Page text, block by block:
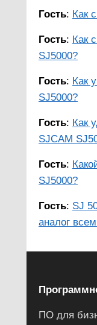
Гость: Как
Гость: Как
SJ5000?
Гость: Как
SJ5000?
Гость: Как
SJCAM
Гость:
SJ5000?
Гость: SJ
аналог
ПО для